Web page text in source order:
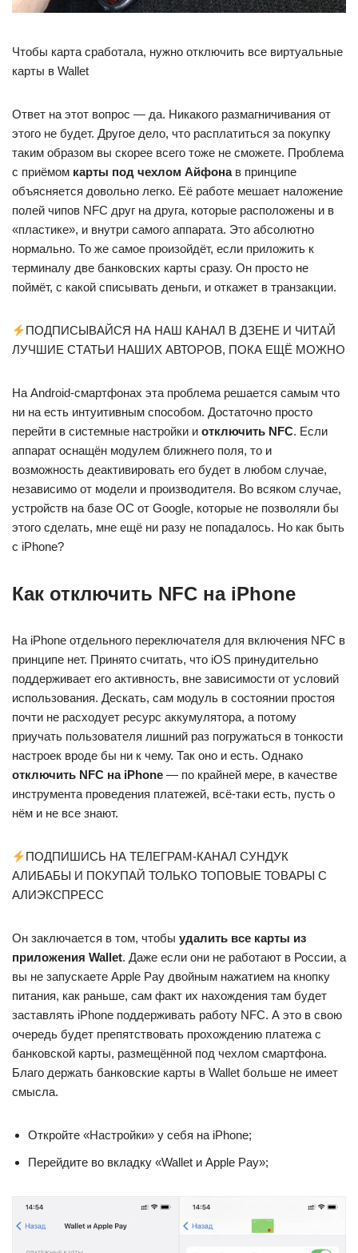
Чтобы карта сработала, нужно отключить все виртуальные
карты в Wallet
Ответ на этот вопрос — да. Никакого размагничивания от
этого не будет. Другое дело, что расплатиться за покупку
таким образом вы скорее всего тоже не сможете. Проблема
с приёмом карты под чехлом Айфонав принципе
объясняется довольно легко. Её работе мешает наложение
полей чипов NFC друг на друга, которые расположены и в
«пластике», и внутри самого аппарата. Это абсолютно
нормально. То же самое произойдёт, если приложить к
терминалу две банковских карты сразу. Он просто не
поймёт, с какой списывать деньги, и откажет в транзакции.
ПОДПИСЫВАЙСЯ НА НАШ КАНАЛ В ДЗЕНЕ И ЧИТАЙ
ЛУЧШИЕ СТАТЬИ НАШИХ АВТОРОВ, ПОКА ЕЩЁ МОЖНО
На Android-смартфонах эта проблема решается самым что
ни на есть интуитивным способом. Достаточно просто
перейти в системные настройки и отключить NFC. Если
аппарат оснащён модулем ближнего поля, то и
возможность деактивировать его будет в любом случае,
независимо от модели и производителя. Во всяком случае,
устройств на базе ОС от Google, которые не позволяли бы
этого сделать, мне ещё ни разу не попадалось. Но как быть
с iPhone?
Как отключить NFC на iPhone
На iPhone отдельного переключателя для включения NFC в
принципе нет. Принято считать, что iOS принудительно
поддерживает его активность, вне зависимости от условий
использования. Дескать, сам модуль в состоянии простоя
почти не расходует ресурс аккумулятора, а потому
приучать пользователя лишний раз погружаться в тонкости
настроек вроде бы ни к чему. Так оно и есть. Однако
отключить NFC на iPhone — по крайней мере, в качестве
инструмента проведения платежей, всё-таки есть, пусть о
нём и не все знают.
ПОДПИШИСЬ НА ТЕЛЕГРАМ-КАНАЛ СУНДУК
АЛИБАБЫ И ПОКУПАЙ ТОЛЬКО ТОПОВЫЕ ТОВАРЫ С
АЛИЭКСПРЕСС
Он заключается в том, чтобы удалить все карты из
приложения Wallet. Даже если они не работают в России, а
вы не запускаете Apple Pay двойным нажатием на кнопку
питания, как раньше, сам факт их нахождения там будет
заставлять iPhone поддерживать работу NFC. А это в свою
очередь будет препятствовать прохождению платежа с
банковской карты, размещённой под чехлом смартфона.
Благо держать банковские карты в Wallet больше не имеет
смысла.
Откройте «Настройки» у себя на iPhone;
Перейдите во вкладку «Wallet и Apple Pay»;